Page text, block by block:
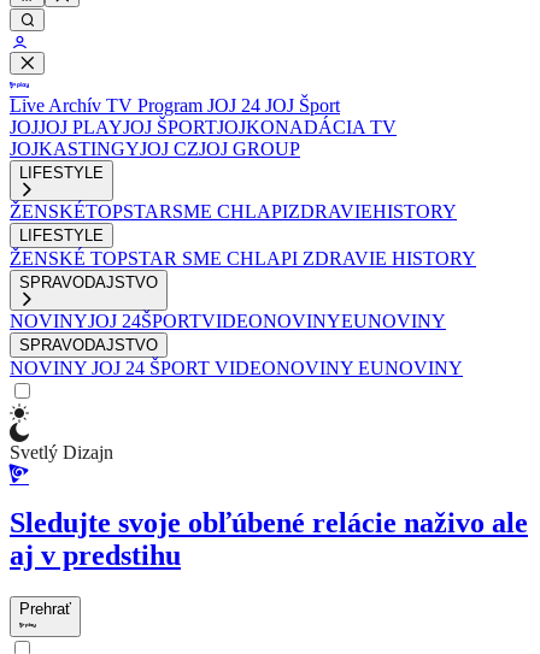
Live Archív TV Program JOJ 24 JOJ Šport
JOJJOJ PLAYJOJ ŠPORTJOJKONADÁCIA TV
JOJKASTINGYJOJ CZJOJ GROUP
LIFESTYLE
ŽENSKÉTOPSTARSME CHLAPIZDRAVIEHISTORY
LIFESTYLE
ŽENSKÉ TOPSTAR SME CHLAPI ZDRAVIE HISTORY
SPRAVODAJSTVO
NOVINYJOJ 24ŠPORTVIDEONOVINYEUNOVINY
SPRAVODAJSTVO
NOVINY JOJ 24 ŠPORT VIDEONOVINY EUNOVINY
Svetlý Dizajn
Sledujte svoje obľúbené relácie naživo ale
aj v predstihu
Prehrať